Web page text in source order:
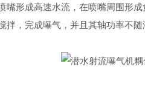
形成高速水流，在喷嘴周围形
，完成曝气，并且其轴功率不随